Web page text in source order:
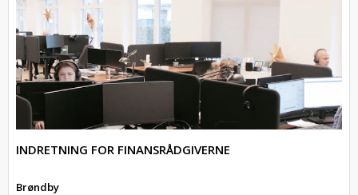
INDRETNING FOR FINANSRÅDGIVERNE
Brøndby